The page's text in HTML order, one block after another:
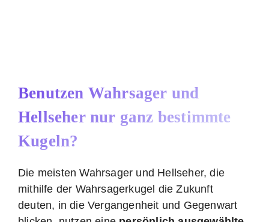
Benutzen Wahrsager und
Hellseher nur ganz bestimmte
Kugeln?
Die meisten Wahrsager und Hellseher, die
mithilfe der Wahrsagerkugel die Zukunft
deuten, in die Vergangenheit und Gegenwart